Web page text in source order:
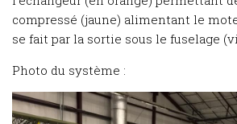
compressé (jaune) alimentant le
se fait par la sortie sous le fuselage
Photo du système :